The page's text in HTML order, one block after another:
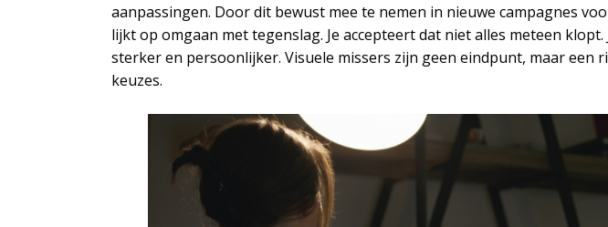
aanpassingen. Door dit bewust mee te nemen in nieuwe campagnes
lijkt op omgaan met tegenslag. Je accepteert dat niet alles meteen
sterker en persoonlijker. Visuele missers zijn geen eindpunt, maar een
keuzes.